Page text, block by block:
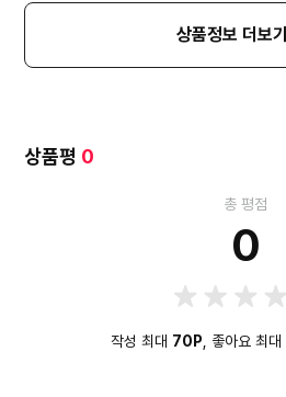
상품정보 더보기
상품평 0
총 평점
0
작성 최대 70P , 좋아요 최대